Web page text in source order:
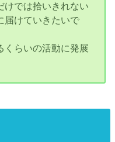
けでは拾いきれない
届けていきたいで
くらいの活動に発展